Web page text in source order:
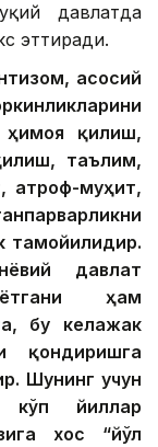
давлатда
эттиради.
асосий
қилиш,
таълим,
атроф-муҳит,
тамойилидир.
давлат
ҳам
бу келажак
қондиришга
Шунинг учун
кўп йиллар
хос “йўл